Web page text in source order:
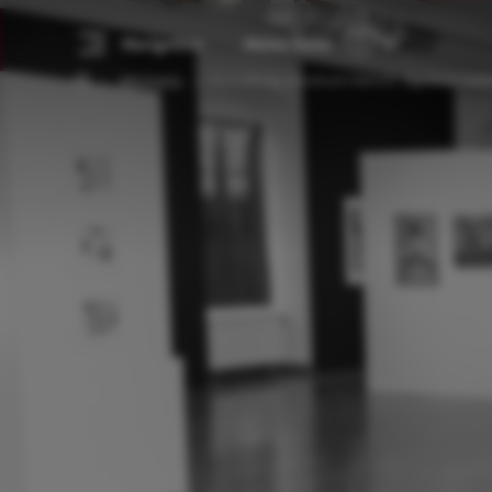
Meine Reise
Alle Events Ausstellung: Universum Mensch. Figürliche